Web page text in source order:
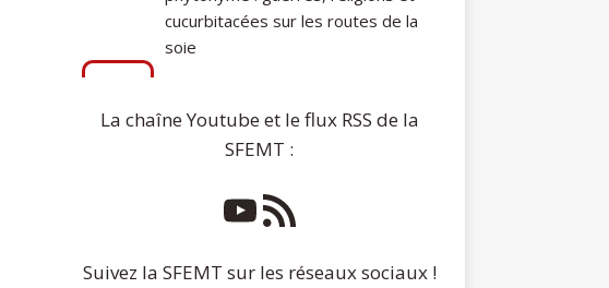
Communication de Ann Tashi Slater :
From 1920s Tibet to 21st-Century
La chaîne Youtube et le flux RSS de la
SFEMT :
Suivez la SFEMT sur les réseaux sociaux !